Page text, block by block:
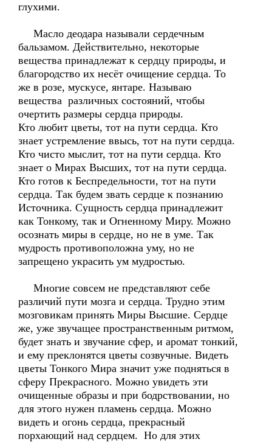
глухими.
Масло деодара называли сердечным
бальзамом. Действительно, некоторые
вещества принадлежат к сердцу природы, и
благородство их несёт очищение сердца. То
же в розе, мускусе, янтаре. Называю
вещества различных состояний, чтобы
очертить размеры сердца природы.
Кто любит цветы, тот на пути сердца. Кто
знает устремление ввысь, тот на пути сердца.
Кто чисто мыслит, тот на пути сердца. Кто
знает о Мирах Высших, тот на пути сердца.
Кто готов к Беспредельности, тот на пути
сердца. Так будем звать сердце к познанию
Источника. Сущность сердца принадлежит
как Тонкому, так и Огненному Миру. Можно
осознать миры в сердце, но не в уме. Так
мудрость противоположна уму, но не
запрещено украсить ум мудростью.
Многие совсем не представляют себе
различий пути мозга и сердца. Трудно этим
мозговикам принять Миры Высшие. Сердце
же, уже звучащее пространственным ритмом,
будет знать и звучание сфер, и аромат тонкий,
и ему преклонятся цветы созвучные. Видеть
цветы Тонкого Мира значит уже подняться в
сферу Прекрасного. Можно увидеть эти
очищенные образы и при бодрствовании, но
для этого нужен пламень сердца. Можно
видеть и огонь сердца, прекрасный
порхающий над сердцем. Но для этих